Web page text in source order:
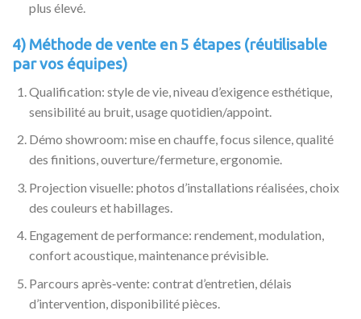
plus élevé.
4) Méthode de vente en 5 étapes (réutilisable
par vos équipes)
Qualification: style de vie, niveau d’exigence esthétique,
sensibilité au bruit, usage quotidien/appoint.
Démo showroom: mise en chauffe, focus silence, qualité
des finitions, ouverture/fermeture, ergonomie.
Projection visuelle: photos d’installations réalisées, choix
des couleurs et habillages.
Engagement de performance: rendement, modulation,
confort acoustique, maintenance prévisible.
Parcours après‑vente: contrat d’entretien, délais
d’intervention, disponibilité pièces.